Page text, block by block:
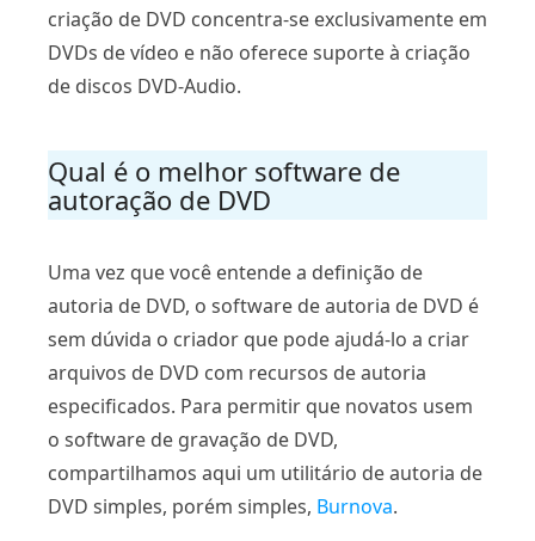
criação de DVD concentra-se exclusivamente em
DVDs de vídeo e não oferece suporte à criação
de discos DVD-Audio.
Qual é o melhor software de
autoração de DVD
Uma vez que você entende a definição de
autoria de DVD, o software de autoria de DVD é
sem dúvida o criador que pode ajudá-lo a criar
arquivos de DVD com recursos de autoria
especificados. Para permitir que novatos usem
o software de gravação de DVD,
compartilhamos aqui um utilitário de autoria de
DVD simples, porém simples, Burnova.